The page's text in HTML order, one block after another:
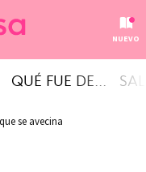
NUEVO
QUÉ FUE DE...
se avecina